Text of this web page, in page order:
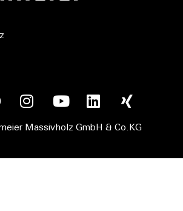
Massivholz GmbH & Co.KG